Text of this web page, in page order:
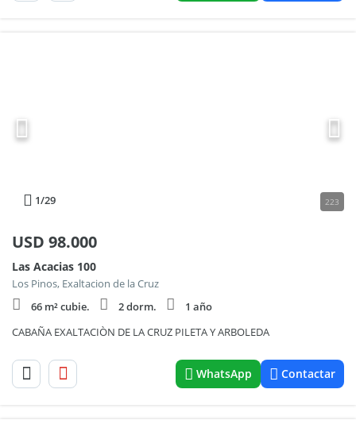
1/29 223
USD 98.000
Las Acacias 100
Los Pinos, Exaltacion de la Cruz
66 m² cubie.
2 dorm.
1 año
CABAÑA EXALTACIÒN DE LA CRUZ PILETA Y ARBOLEDA
WhatsApp Contactar